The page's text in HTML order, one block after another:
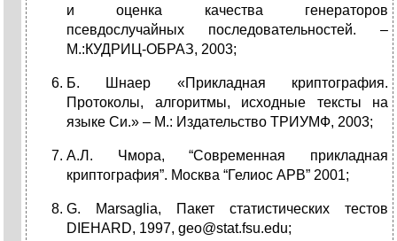
и оценка качества генераторов
псевдослучайных последовательностей. –
М.:КУДРИЦ-ОБРАЗ, 2003;
Б. Шнаер «Прикладная криптография.
Протоколы, алгоритмы, исходные тексты на
языке Си.» – М.: Издательство ТРИУМФ, 2003;
А.Л. Чмора, “Современная прикладная
криптография”. Москва “Гелиос АРВ” 2001;
G. Marsaglia, Пакет статистических тестов
DIEHARD, 1997, geo@stat.fsu.edu;